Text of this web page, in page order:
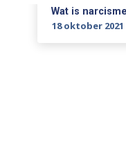
Wat is
18 oktober 2021